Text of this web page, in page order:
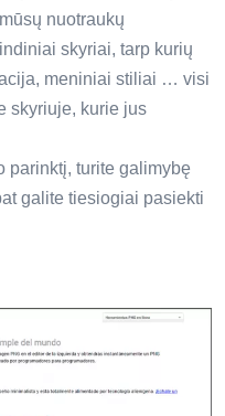
nuotraukų
skyriai, tarp kurių
meniniai stiliai … visi
skyriuje, kurie jus
parinktį, turite galimybę
galite tiesiogiai pasiekti